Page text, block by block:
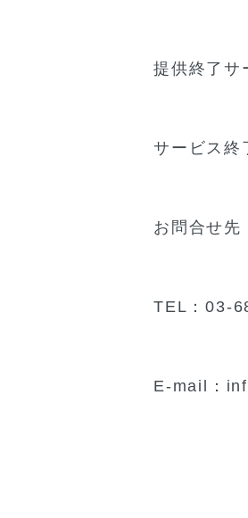
提供終了サ
サービス終
お問合せ先
TEL：03-
E-mail：